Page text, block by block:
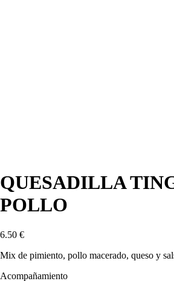
QUESADILLA
POLLO
6.50 €
Mix de pimiento, pollo macerado, queso y
Acompañamiento